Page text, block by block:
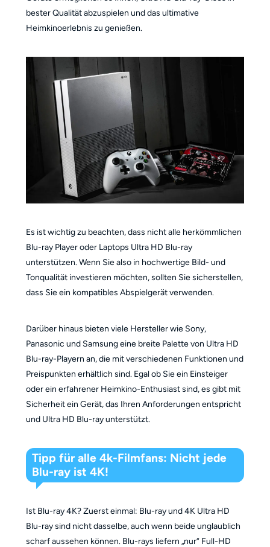
bester Qualität abzuspielen und das ultimative
Heimkinoerlebnis zu genießen.
Es ist wichtig zu beachten, dass nicht alle herkömmlichen
Blu-ray Player oder Laptops Ultra HD Blu-ray
unterstützen. Wenn Sie also in hochwertige Bild- und
Tonqualität investieren möchten, sollten Sie sicherstellen,
dass Sie ein kompatibles Abspielgerät verwenden.
Darüber hinaus bieten viele Hersteller wie Sony,
Panasonic und Samsung eine breite Palette von Ultra HD
Blu-ray-Playern an, die mit verschiedenen Funktionen und
Preispunkten erhältlich sind. Egal ob Sie ein Einsteiger
oder ein erfahrener Heimkino-Enthusiast sind, es gibt mit
Sicherheit ein Gerät, das Ihren Anforderungen entspricht
und Ultra HD Blu-ray unterstützt.
Tipp für alle 4k-Filmfans: Nicht jede
Blu-ray ist 4K!
Ist Blu-ray 4K? Zuerst einmal: Blu-ray und 4K Ultra HD
Blu-ray sind nicht dasselbe, auch wenn beide unglaublich
scharf aussehen können. Blu-rays liefern „nur“ Full-HD